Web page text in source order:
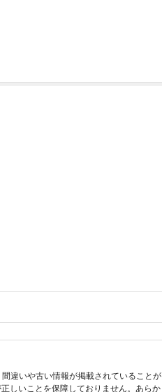
違いや古い情報が掲載されていることが
しいことを保障しておりません。あらか